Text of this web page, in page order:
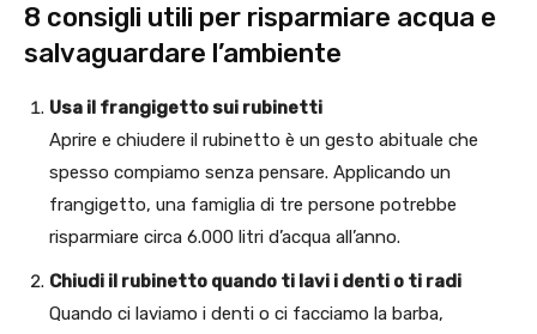
8 consigli utili per risparmiare acqua e
salvaguardare l’ambiente
Usa il frangigetto sui rubinetti
Aprire e chiudere il rubinetto è un gesto abituale che
spesso compiamo senza pensare. Applicando un
frangigetto, una famiglia di tre persone potrebbe
risparmiare circa 6.000 litri d’acqua all’anno.
Chiudi il rubinetto quando ti lavi i denti o ti radi
Quando ci laviamo i denti o ci facciamo la barba,